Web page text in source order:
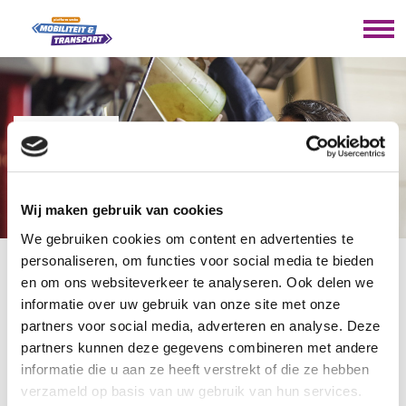
Wij maken gebruik van cookies
We gebruiken cookies om content en advertenties te
personaliseren, om functies voor social media te bieden
en om ons websiteverkeer te analyseren. Ook delen we
informatie over uw gebruik van onze site met onze
partners voor social media, adverteren en analyse. Deze
partners kunnen deze gegevens combineren met andere
informatie die u aan ze heeft verstrekt of die ze hebben
verzameld op basis van uw gebruik van hun services.
23-09-2024
BIJSCHOLING
VMBO
U bevindt zich hier: Home/ Bijscholing VMBO
Op https://bijscholingvmbo.nl/bg/mt/ staan weer
interessante nieuwe trainingen online.